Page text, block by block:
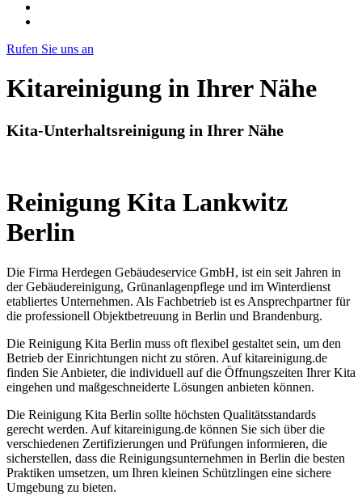
Rufen Sie uns an
Kitareinigung in Ihrer Nähe
Kita-Unterhaltsreinigung in Ihrer Nähe
Reinigung Kita Lankwitz
Berlin
Die Firma Herdegen Gebäudeservice GmbH, ist ein seit Jahren in
der Gebäudereinigung, Grünanlagenpflege und im Winterdienst
etabliertes Unternehmen. Als Fachbetrieb ist es Ansprechpartner für
die professionell Objektbetreuung in Berlin und Brandenburg.
Die Reinigung Kita Berlin muss oft flexibel gestaltet sein, um den
Betrieb der Einrichtungen nicht zu stören. Auf kitareinigung.de
finden Sie Anbieter, die individuell auf die Öffnungszeiten Ihrer Kita
eingehen und maßgeschneiderte Lösungen anbieten können.
Die Reinigung Kita Berlin sollte höchsten Qualitätsstandards
gerecht werden. Auf kitareinigung.de können Sie sich über die
verschiedenen Zertifizierungen und Prüfungen informieren, die
sicherstellen, dass die Reinigungsunternehmen in Berlin die besten
Praktiken umsetzen, um Ihren kleinen Schützlingen eine sichere
Umgebung zu bieten.